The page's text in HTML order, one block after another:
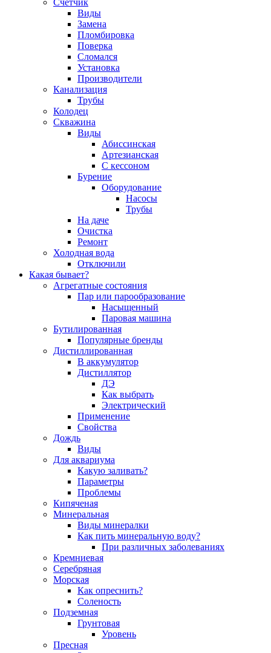
Счетчик
Виды
Замена
Пломбировка
Поверка
Сломался
Установка
Производители
Канализация
Трубы
Колодец
Скважина
Виды
Абиссинская
Артезианская
С кессоном
Бурение
Оборудование
Насосы
Трубы
На даче
Очистка
Ремонт
Холодная вода
Отключили
Какая бывает?
Агрегатные состояния
Пар или парообразование
Насыщенный
Паровая машина
Бутилированная
Популярные бренды
Дистиллированная
В аккумулятор
Дистиллятор
ДЭ
Как выбрать
Электрический
Применение
Свойства
Дождь
Виды
Для аквариума
Какую заливать?
Параметры
Проблемы
Кипяченая
Минеральная
Виды минералки
Как пить минеральную воду?
При различных заболеваниях
Кремниевая
Серебряная
Морская
Как опреснить?
Соленость
Подземная
Грунтовая
Уровень
Пресная